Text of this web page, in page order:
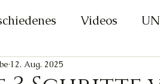
Videos
Kreativität
12. Aug. 2025